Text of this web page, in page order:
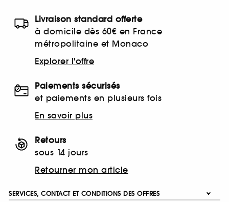
Livraison standard offerte
à domicile dès 60€ en France
métropolitaine et Monaco
Explorer l'offre
Paiements sécurisés
et paiements en plusieurs fois
En savoir plus
Retours
sous 14 jours
Retourner mon article
SERVICES, CONTACT ET CONDITIONS DES OFFRES